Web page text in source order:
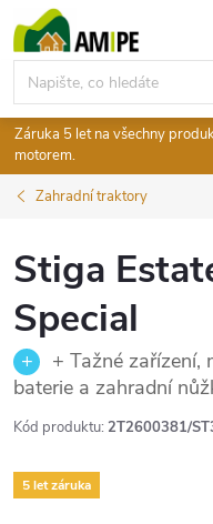
na
obsah
Záruka 5 let na všechny
motorem.
Zahradní traktory
Stiga
Special
+ Tažné zařízení,
baterie a zahradní
Kód produktu: 2T2600381/
5 let záruka